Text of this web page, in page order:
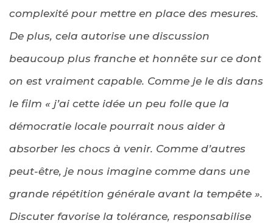
complexité pour mettre en place des mesures.
De plus, cela autorise une discussion
beaucoup plus franche et honnête sur ce dont
on est vraiment capable. Comme je le dis dans
le film « j’ai cette idée un peu folle que la
démocratie locale pourrait nous aider à
absorber les chocs à venir. Comme d’autres
peut-être, je nous imagine comme dans une
grande répétition générale avant la tempête ».
Discuter favorise la tolérance, responsabilise